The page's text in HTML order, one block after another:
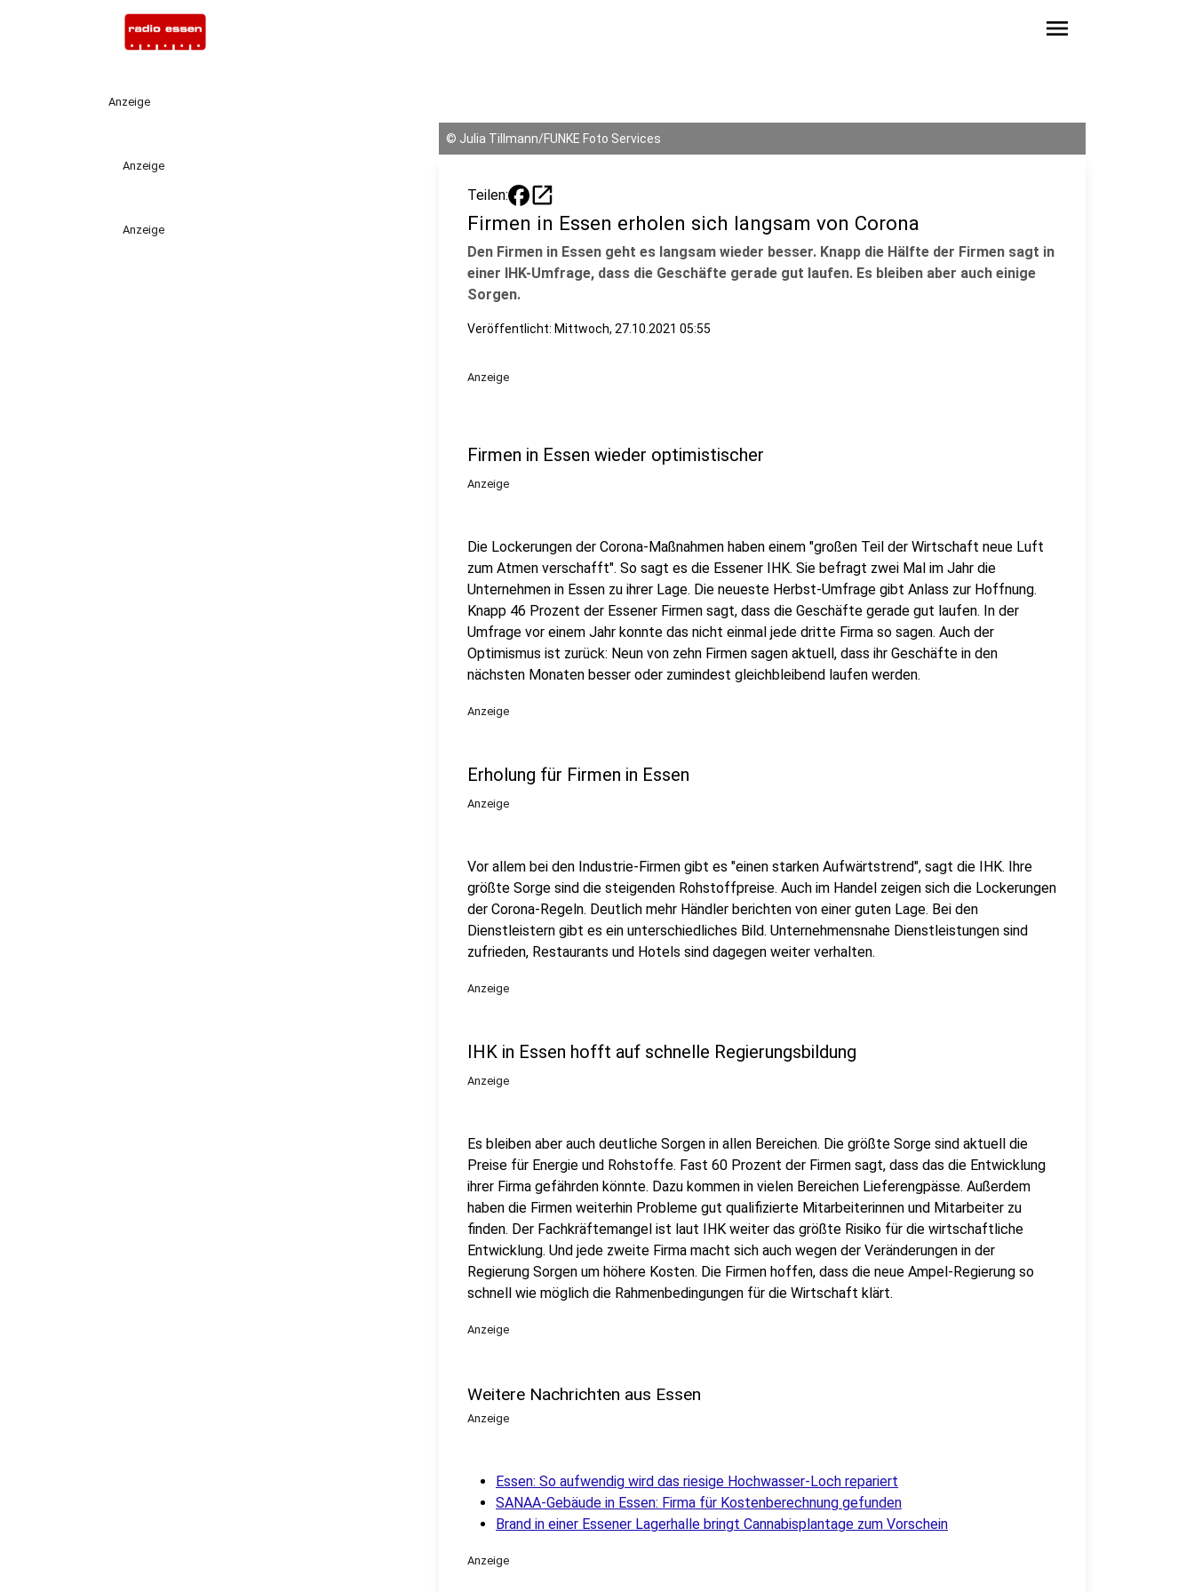
menu
Anzeige
Anzeige
Anzeige
© Julia Tillmann/FUNKE Foto Services
Teilen: open_in_new
Firmen in Essen erholen sich langsam von Corona
Den Firmen in Essen geht es langsam wieder besser. Knapp die Hälfte der Firmen sagt in
einer IHK-Umfrage, dass die Geschäfte gerade gut laufen. Es bleiben aber auch einige
Sorgen.
Veröffentlicht: Mittwoch, 27.10.2021 05:55
Anzeige
Firmen in Essen wieder optimistischer
Anzeige
Die Lockerungen der Corona-Maßnahmen haben einem "großen Teil der Wirtschaft neue Luft
zum Atmen verschafft". So sagt es die Essener IHK. Sie befragt zwei Mal im Jahr die
Unternehmen in Essen zu ihrer Lage. Die neueste Herbst-Umfrage gibt Anlass zur Hoffnung.
Knapp 46 Prozent der Essener Firmen sagt, dass die Geschäfte gerade gut laufen. In der
Umfrage vor einem Jahr konnte das nicht einmal jede dritte Firma so sagen. Auch der
Optimismus ist zurück: Neun von zehn Firmen sagen aktuell, dass ihr Geschäfte in den
nächsten Monaten besser oder zumindest gleichbleibend laufen werden.
Anzeige
Erholung für Firmen in Essen
Anzeige
Vor allem bei den Industrie-Firmen gibt es "einen starken Aufwärtstrend", sagt die IHK. Ihre
größte Sorge sind die steigenden Rohstoffpreise. Auch im Handel zeigen sich die Lockerungen
der Corona-Regeln. Deutlich mehr Händler berichten von einer guten Lage. Bei den
Dienstleistern gibt es ein unterschiedliches Bild. Unternehmensnahe Dienstleistungen sind
zufrieden, Restaurants und Hotels sind dagegen weiter verhalten.
Anzeige
IHK in Essen hofft auf schnelle Regierungsbildung
Anzeige
Es bleiben aber auch deutliche Sorgen in allen Bereichen. Die größte Sorge sind aktuell die
Preise für Energie und Rohstoffe. Fast 60 Prozent der Firmen sagt, dass das die Entwicklung
ihrer Firma gefährden könnte. Dazu kommen in vielen Bereichen Lieferengpässe. Außerdem
haben die Firmen weiterhin Probleme gut qualifizierte Mitarbeiterinnen und Mitarbeiter zu
finden. Der Fachkräftemangel ist laut IHK weiter das größte Risiko für die wirtschaftliche
Entwicklung. Und jede zweite Firma macht sich auch wegen der Veränderungen in der
Regierung Sorgen um höhere Kosten. Die Firmen hoffen, dass die neue Ampel-Regierung so
schnell wie möglich die Rahmenbedingungen für die Wirtschaft klärt.
Anzeige
Weitere Nachrichten aus Essen
Anzeige
Essen: So aufwendig wird das riesige Hochwasser-Loch repariert
SANAA-Gebäude in Essen: Firma für Kostenberechnung gefunden
Brand in einer Essener Lagerhalle bringt Cannabisplantage zum Vorschein
Anzeige